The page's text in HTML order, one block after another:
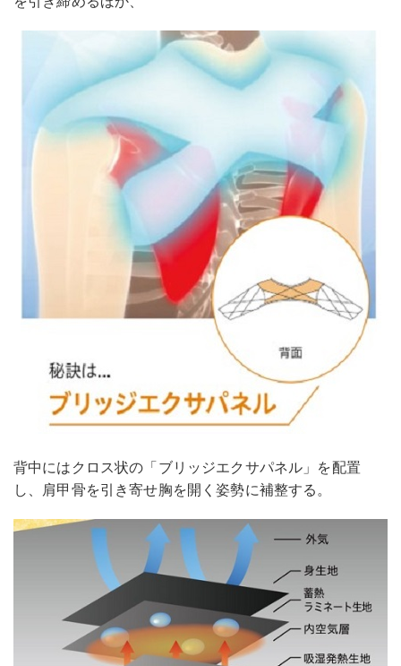
背中にはクロス状の「ブリッジエクサパネル」を配置
し、肩甲骨を引き寄せ胸を開く姿勢に補整する。